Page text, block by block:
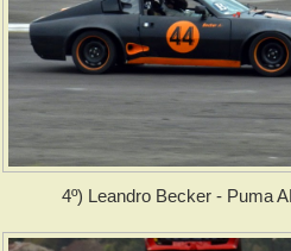
4º) Leandro Becker - Puma